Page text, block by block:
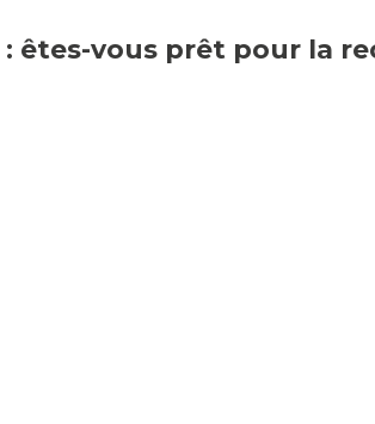
êtes-vous prêt pour la